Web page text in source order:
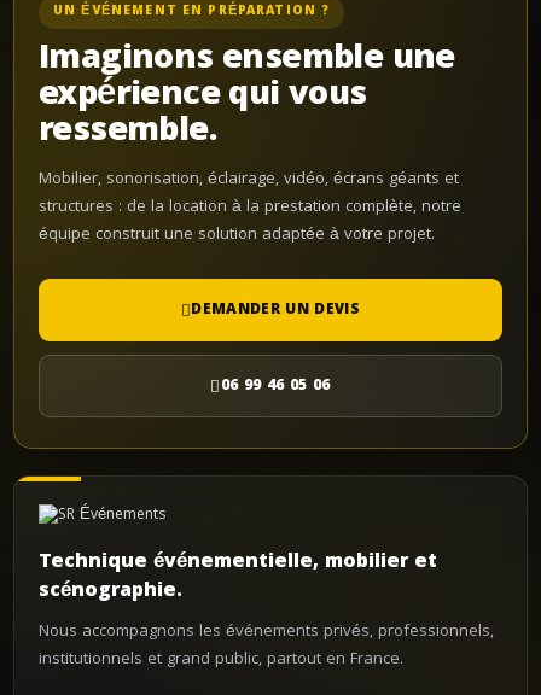
UN ÉVÉNEMENT EN PRÉPARATION ?
Imaginons ensemble une
expérience qui vous
ressemble.
Mobilier, sonorisation, éclairage, vidéo, écrans géants et
structures : de la location à la prestation complète, notre
équipe construit une solution adaptée à votre projet.
DEMANDER UN DEVIS
06 99 46 05 06
Technique événementielle, mobilier et
scénographie.
Nous accompagnons les événements privés, professionnels,
institutionnels et grand public, partout en France.